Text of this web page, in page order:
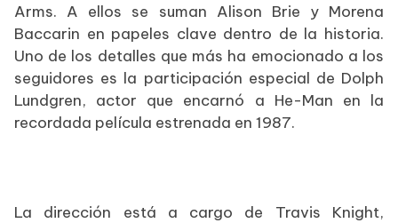
Arms. A ellos se suman Alison Brie y Morena
Baccarin en papeles clave dentro de la historia.
Uno de los detalles que más ha emocionado a los
seguidores es la participación especial de Dolph
Lundgren, actor que encarnó a He-Man en la
recordada película estrenada en 1987.
La dirección está a cargo de Travis Knight,